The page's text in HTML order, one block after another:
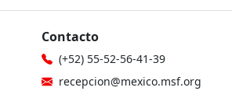
Contacto
(+52) 55-52-56-41-39
recepcion@mexico.msf.org